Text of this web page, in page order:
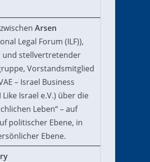
Arsen
Legal Forum (ILF)),
stellvertretender
Vorstandsmitglied
– Israel Business
Israel e.V.) über die
Leben“ – auf
politischer Ebene, in
Ebene.